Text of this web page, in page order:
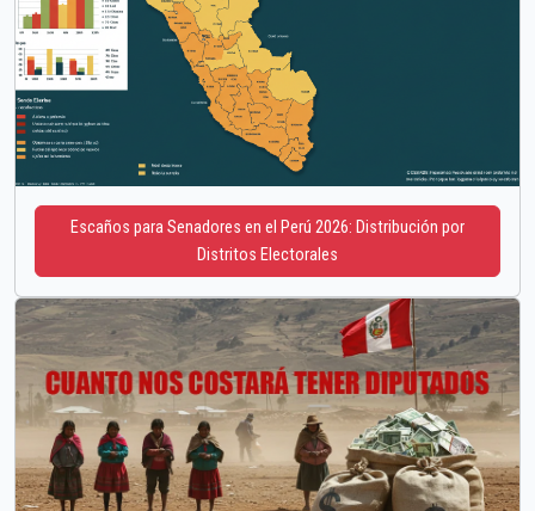
Escaños para Senadores en el Perú 2026: Distribución por
Distritos Electorales